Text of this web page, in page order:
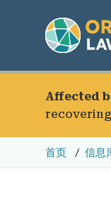
Affected
首页 信息